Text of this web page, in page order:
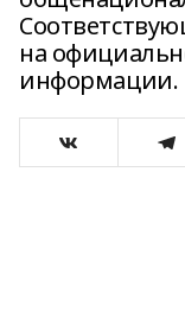
на
информации.